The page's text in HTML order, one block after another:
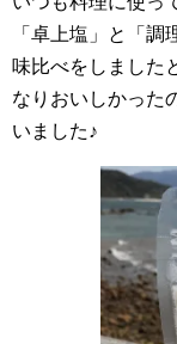
「卓上塩」と「
味比べをしました
なりおいしかった
いました♪